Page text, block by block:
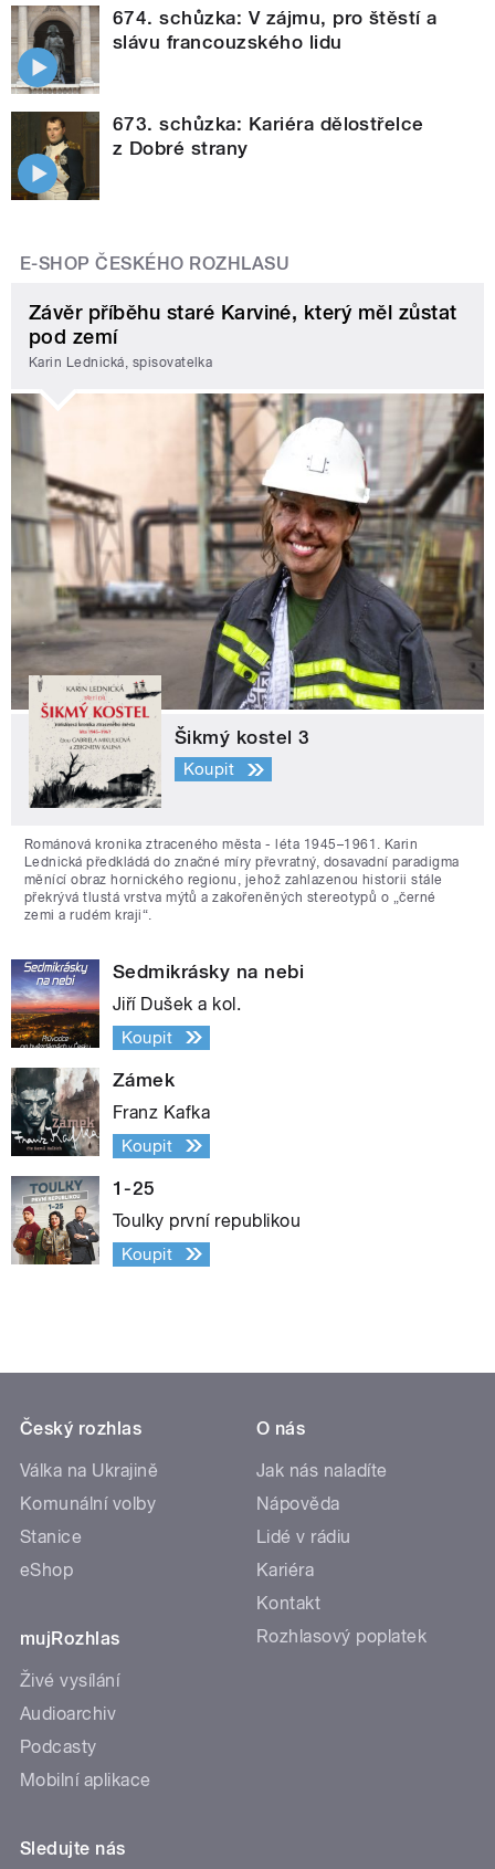
674. schůzka: V zájmu, pro štěstí a
slávu francouzského lidu
673. schůzka: Kariéra dělostřelce
z Dobré strany
E-SHOP ČESKÉHO ROZHLASU
Závěr příběhu staré Karviné, který měl zůstat
pod zemí
Karin Lednická, spisovatelka
Šikmý kostel 3
Koupit
Románová kronika ztraceného města - léta 1945–1961. Karin
Lednická předkládá do značné míry převratný, dosavadní paradigma
měnící obraz hornického regionu, jehož zahlazenou historii stále
překrývá tlustá vrstva mýtů a zakořeněných stereotypů o „černé
zemi a rudém kraji“.
Sedmikrásky na nebi
Jiří Dušek a kol.
Koupit
Zámek
Franz Kafka
Koupit
1-25
Toulky první republikou
Koupit
Český rozhlas
Válka na Ukrajině
Komunální volby
Stanice
eShop
mujRozhlas
Živé vysílání
Audioarchiv
Podcasty
Mobilní aplikace
O nás
Jak nás naladíte
Nápověda
Lidé v rádiu
Kariéra
Kontakt
Rozhlasový poplatek
Sledujte nás